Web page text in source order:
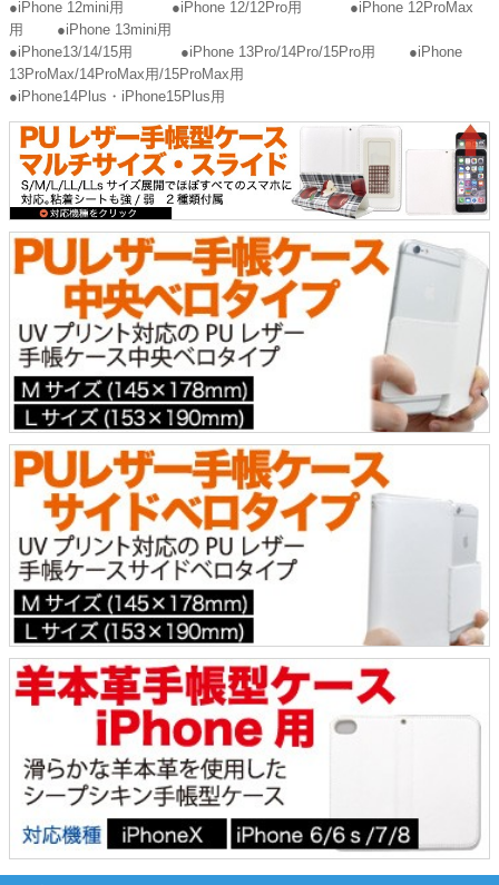
●iPhone 12mini用 ●iPhone 12/12Pro用
●iPhone 12ProMax
用
●iPhone 13mini用
●iPhone13/14/15用
●iPhone 13Pro/14Pro/15Pro用
●iPhone
13ProMax/14ProMax用/15ProMax用
●iPhone14Plus・iPhone15Plus用